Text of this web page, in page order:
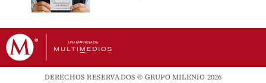
DERECHOS RESERVADOS © GRUPO MILENIO 2026